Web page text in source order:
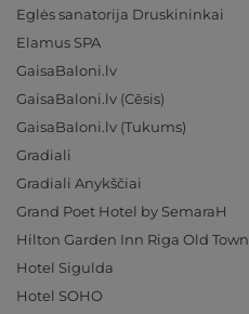
Eglės sanatorija Druskininkai
Elamus SPA
GaisaBaloni.lv
GaisaBaloni.lv (Cēsis)
GaisaBaloni.lv (Tukums)
Gradiali
Gradiali Anykščiai
Grand Poet Hotel by SemaraH
Hilton Garden Inn Riga Old Town
Hotel Sigulda
Hotel SOHO